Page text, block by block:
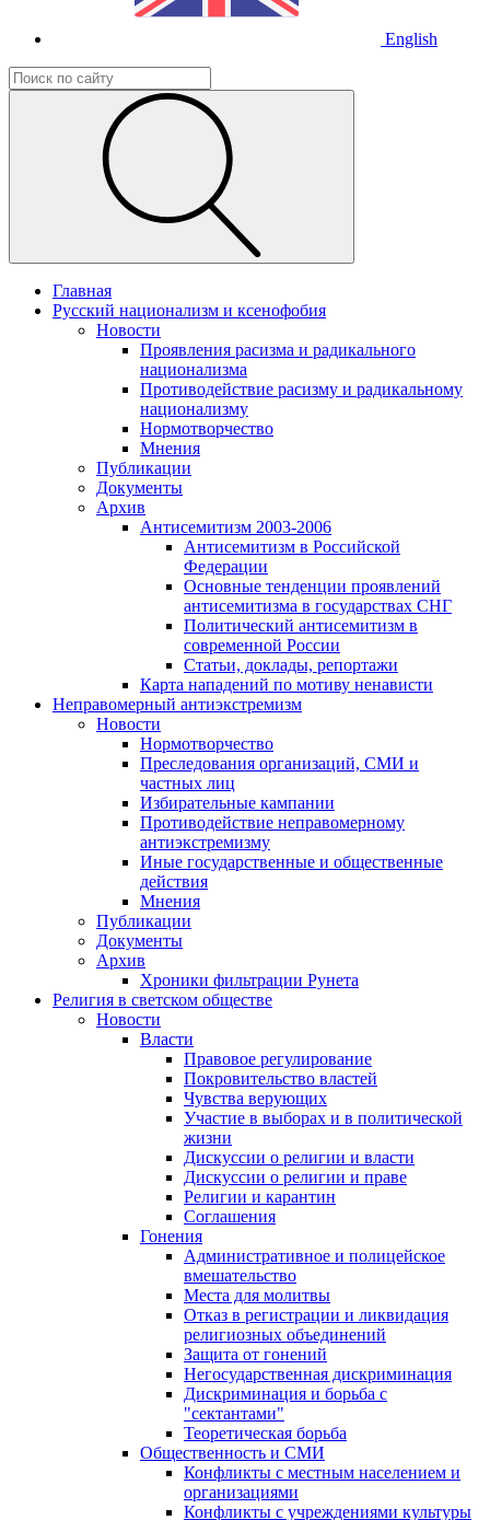
English
Главная
Русский национализм и ксенофобия
Новости
Проявления расизма и радикального
национализма
Противодействие расизму и радикальному
национализму
Нормотворчество
Мнения
Публикации
Документы
Архив
Антисемитизм 2003-2006
Антисемитизм в Российской
Федерации
Основные тенденции проявлений
антисемитизма в государствах СНГ
Политический антисемитизм в
современной России
Статьи, доклады, репортажи
Карта нападений по мотиву ненависти
Неправомерный антиэкстремизм
Новости
Нормотворчество
Преследования организаций, СМИ и
частных лиц
Избирательные кампании
Противодействие неправомерному
антиэкстремизму
Иные государственные и общественные
действия
Мнения
Публикации
Документы
Архив
Хроники фильтрации Рунета
Религия в светском обществе
Новости
Власти
Правовое регулирование
Покровительство властей
Чувства верующих
Участие в выборах и в политической
жизни
Дискуссии о религии и власти
Дискуссии о религии и праве
Религии и карантин
Соглашения
Гонения
Административное и полицейское
вмешательство
Места для молитвы
Отказ в регистрации и ликвидация
религиозных объединений
Защита от гонений
Негосударственная дискриминация
Дискриминация и борьба с
"сектантами"
Теоретическая борьба
Общественность и СМИ
Конфликты с местным населением и
организациями
Конфликты с учреждениями культуры